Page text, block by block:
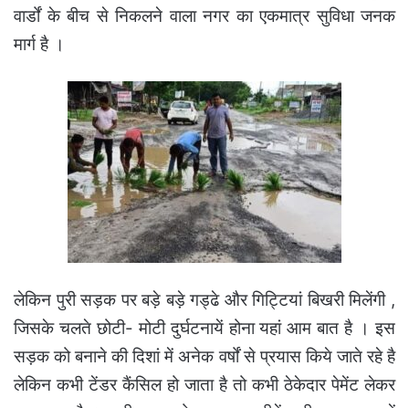
वार्डों के बीच से निकलने वाला नगर का एकमात्र सुविधा जनक
मार्ग है ।
लेकिन पुरी सड़क पर बड़े बड़े गड्ढे और गिट्टियां बिखरी मिलेंगी ,
जिसके चलते छोटी- मोटी दुर्घटनायें होना यहां आम बात है । इस
सड़क को बनाने की दिशां में अनेक वर्षों से प्रयास किये जाते रहे है
लेकिन कभी टेंडर कैंसिल हो जाता है तो कभी ठेकेदार पेमेंट लेकर